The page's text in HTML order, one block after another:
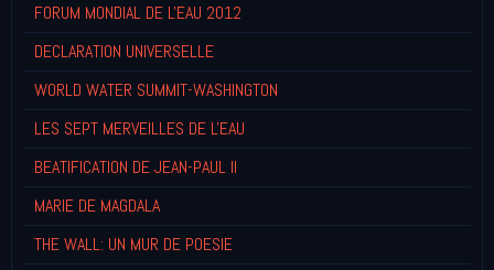
FORUM MONDIAL DE L'EAU 2012
DECLARATION UNIVERSELLE
WORLD WATER SUMMIT-WASHINGTON
LES SEPT MERVEILLES DE L'EAU
BEATIFICATION DE JEAN-PAUL II
MARIE DE MAGDALA
THE WALL: UN MUR DE POESIE